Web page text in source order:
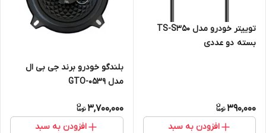
توییتر خودرو مدل TS-S350
بسته دو عددی
390,000
افزودن به سبد
بلندگو خودرو برند جی بی ال
مدل GTO-0539
3,700,000
افزودن به سبد